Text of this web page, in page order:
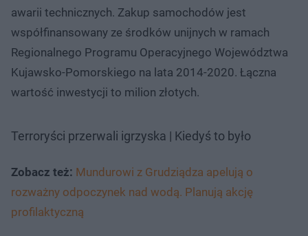
awarii technicznych. Zakup samochodów jest
współfinansowany ze środków unijnych w ramach
Regionalnego Programu Operacyjnego Województwa
Kujawsko-Pomorskiego na lata 2014-2020. Łączna
wartość inwestycji to milion złotych.
Terroryści przerwali igrzyska | Kiedyś to było
Zobacz też: Mundurowi z Grudziądza apelują o
rozważny odpoczynek nad wodą. Planują akcję
profilaktyczną